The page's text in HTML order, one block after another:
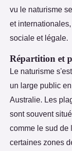
vu le naturisme
et
sociale et légale.
Répartition et
Le naturisme
un large public
Australie. Les
sont souvent
comme le sud de
certaines zones